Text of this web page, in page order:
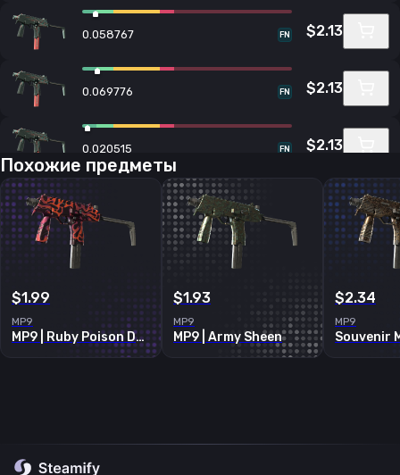
0.058767 FN $2.13
0.069776 FN $2.13
0.020515 FN $2.13
0.068839 FN $2.13
Похожие предметы
$1.99
MP9
MP9 | Ruby Poison Dart
$1.93
MP9
MP9 | Army Sheen
$2.34
MP9